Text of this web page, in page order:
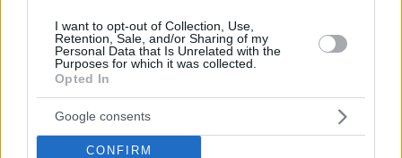
I want to opt-out of Collection, Use,
Retention, Sale, and/or Sharing of my
Personal Data that Is Unrelated with the
Purposes for which it was collected.
Opted In
Google consents
CONFIRM